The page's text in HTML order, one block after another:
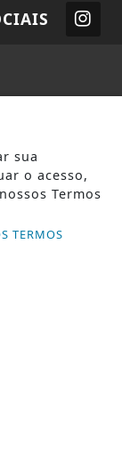
sua
o acesso,
Termos
TERMOS